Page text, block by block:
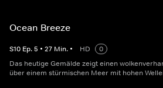
Ocean Breeze
S10 Ep.5 • 27 Min. • HD
0
Das heutige Gemälde zeigt einen
über einem stürmischen Meer mit hohen